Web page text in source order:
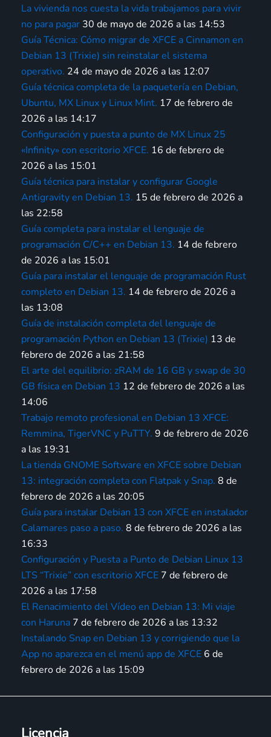
La vivienda nos cuesta la vida trabajamos para vivir
no para pagar 30 de mayo de 2026 a las 14:53
Guía Técnica: Cómo migrar de XFCE a Cinnamon en
Debian 13 (Trixie) sin reinstalar el sistema
operativo. 24 de mayo de 2026 a las 12:07
Guía técnica completa de la paquetería en Debian,
Ubuntu, MX Linux y Linux Mint. 17 de febrero de
2026 a las 14:17
Configuración y puesta a punto de MX Linux 25
«Infinity» con escritorio XFCE. 16 de febrero de
2026 a las 15:01
Guía técnica para instalar y configurar Google
Antigravity en Debian 13. 15 de febrero de 2026 a
las 22:58
Guía completa para instalar el lenguaje de
programación C/C++ en Debian 13. 14 de febrero
de 2026 a las 15:01
Guía para instalar el lenguaje de programación Rust
completo en Debian 13. 14 de febrero de 2026 a
las 13:08
Guía de instalación completa del lenguaje de
programación Python en Debian 13 (Trixie) 13 de
febrero de 2026 a las 21:58
El arte del equilibrio: zRAM de 16 GB y swap de 30
GB física en Debian 13 12 de febrero de 2026 a las
14:06
Trabajo remoto profesional en Debian 13 XFCE:
Remmina, TigerVNC y PuTTY. 9 de febrero de 2026
a las 19:31
La tienda GNOME Software en XFCE sobre Debian
13: integración completa con Flatpak y Snap. 8 de
febrero de 2026 a las 20:05
Guía para instalar Debian 13 con XFCE en instalador
Calamares paso a paso. 8 de febrero de 2026 a las
16:33
Configuración y Puesta a Punto de Debian Linux 13
LTS “Trixie” con escritorio XFCE 7 de febrero de
2026 a las 17:58
El Renacimiento del Vídeo en Debian 13: Mi viaje
con Haruna 7 de febrero de 2026 a las 13:32
Instalando Snap en Debian 13 y corrigiendo que la
App no aparezca en el menú app de XFCE 6 de
febrero de 2026 a las 15:09